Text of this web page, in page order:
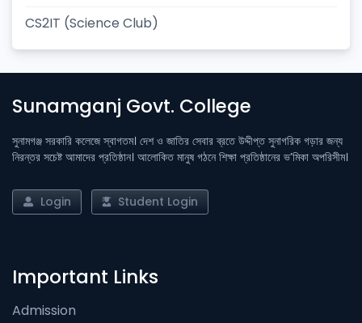
CS2IT (Science Club)
Sunamganj Govt. College
সুনামগঞ্জ সরকারি কলেজে স্বাগতম। দেশ ও জাতির সেবার ব্রতে উদ্দীপ্ত সুনাগরিক গড়ার জন্য
নিরন্তর সচেষ্ট আমাদের প্রতিষ্ঠান। আলোকিত মানুষ গঠনে শিক্ষা প্রতিষ্ঠানের ভ’মিকা অপরিসীম।
Login Student Login
Important Links
Admission